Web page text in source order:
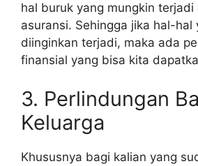
hal buruk yang mungkin terjadi
asuransi. Sehingga jika hal-hal
diinginkan terjadi, maka ada
finansial yang bisa kita
3. Perlindungan
Keluarga
Khususnya bagi kalian yang